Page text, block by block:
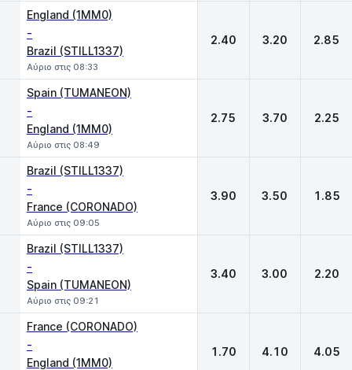
England (1MM0)
-
Brazil (STILL1337)
Αύριο στις 08:33
2.40 3.20 2.85
Spain (TUMANEON)
-
England (1MM0)
Αύριο στις 08:49
2.75 3.70 2.25
Brazil (STILL1337)
-
France (CORONADO)
Αύριο στις 09:05
3.90 3.50 1.85
Brazil (STILL1337)
-
Spain (TUMANEON)
Αύριο στις 09:21
3.40 3.00 2.20
France (CORONADO)
-
England (1MM0)
1.70 4.10 4.05